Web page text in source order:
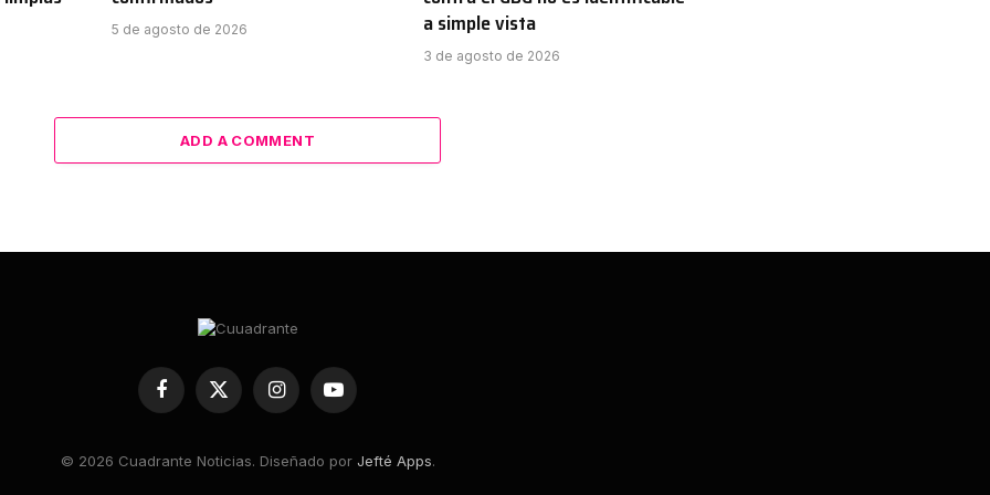
5 de agosto de 2026
a simple vista
3 de agosto de 2026
ADD A COMMENT
Facebook
X
(Twitter)
InstagramYouTube
© 2026 Cuadrante Noticias. Diseñado por Jefté Apps.